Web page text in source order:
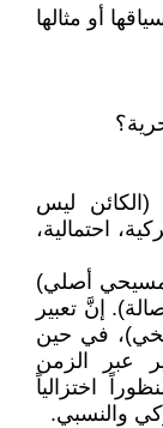
أو مثالها
(الكائن ليس
احتمالية،
(مسيحي أصلي)
إنَّ تعبير
في حين
عبر الزمن
اختزالياً
والنسبي.